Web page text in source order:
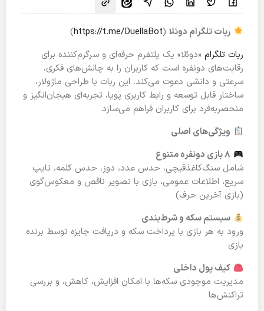
ربات تلگرام دوئلا (
https://t.me/DuellaBot
)
ربات تلگرام «دوئلا» یک پلتفرم حرفه‌ای و سرگرم‌کننده برای
رقابت‌های دونفره است که کاربران را به چالش‌های فکری،
سرعتی و دانشی دعوت می‌کند. این ربات با طراحی ماژولار،
ساختار قابل توسعه و رابط کاربری پویا، تجربه‌ای هیجان‌انگیز و
منحصربه‌فرد برای کاربران فراهم می‌سازد.
ویژگی‌های اصلی
۸ بازی دونفره متنوع
شامل سنگ‌کاغذ‌قیچی، حدس عدد، دوز، حدس کلمه، تایپ
سریع، اطلاعات عمومی، بازی با تصویر ناقص و معکوس‌گوی
(بازی آخرین حرف)
سیستم سکه و شرط‌بندی
ورود به هر بازی با پرداخت سکه و دریافت جایزه توسط برنده
بازی
کیف پول داخلی
مدیریت موجودی سکه‌ها با امکان افزایش، کاهش، و بررسی
تراکنش‌ها